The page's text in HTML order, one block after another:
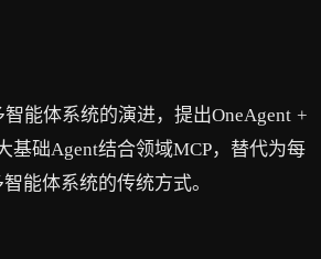
能体系统的演进，提出OneAgent +
基础Agent结合领域MCP，替代为每
能体系统的传统方式。